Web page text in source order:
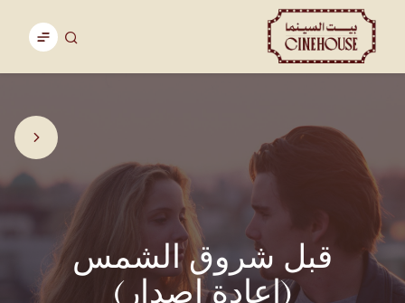
قبل شروق الشمس
(إعادة إصدار)